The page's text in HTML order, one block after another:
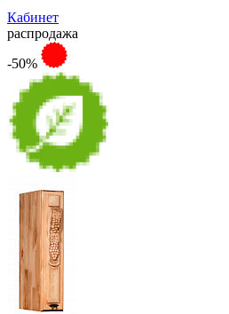
Кабинет
распродажа
-50%